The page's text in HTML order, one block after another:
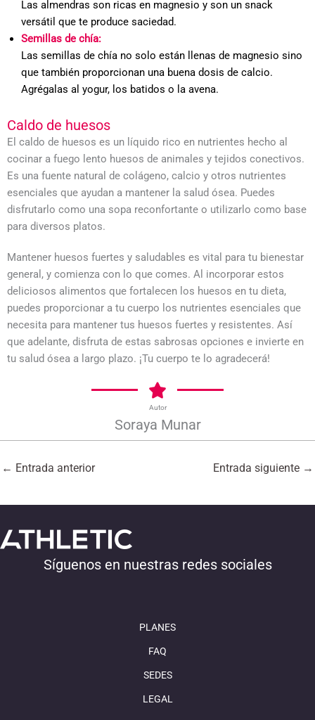
Las almendras son ricas en magnesio y son un snack
versátil que te produce saciedad.
Semillas de chía:
Las semillas de chía no solo están llenas de magnesio sino
que también proporcionan una buena dosis de calcio.
Agrégalas al yogur, los batidos o la avena.
Caldo de huesos
El caldo de huesos es un líquido rico en nutrientes hecho al
cocinar a fuego lento huesos de animales y tejidos conectivos.
Es una fuente natural de colágeno, calcio y otros nutrientes
esenciales que ayudan a mantener la salud ósea. Puedes
disfrutarlo como una sopa reconfortante o utilizarlo como base
para diversos platos.
Mantener huesos fuertes y saludables es vital para tu bienestar
general, y comienza con lo que comes. Al incorporar estos
deliciosos alimentos que fortalecen los huesos en tu dieta,
puedes proporcionar a tu cuerpo los nutrientes esenciales que
necesita para mantener tus huesos fuertes y resistentes. Así
que adelante, disfruta de estas sabrosas opciones e invierte en
tu salud ósea a largo plazo. ¡Tu cuerpo te lo agradecerá!
Autor
Soraya Munar
← Entrada anterior Entrada siguiente →
Síguenos en nuestras redes sociales
PLANES
FAQ
SEDES
LEGAL